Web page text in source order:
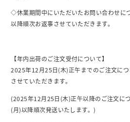
◇休業期間中にいただいたお問い合わせに
以降順次お返事させていただきます。
【年内出荷のご注文受付について】
2025年12月25日(木)正午までのご注文に
させていただきます。
(2025年12月25日(木)正午以降のご注文に
(月)以降順次発送いたします。)